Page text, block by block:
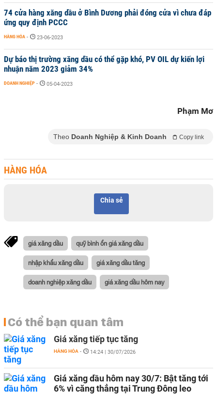
74 cửa hàng xăng dầu ở Bình Dương phải đóng cửa vì chưa đáp
ứng quy định PCCC
HÀNG HÓA - 23-06-2023
Dự báo thị trường xăng dầu có thể gặp khó, PV OIL dự kiến lợi
nhuận năm 2023 giảm 34%
DOANH NGHIỆP - 05-04-2023
Phạm Mơ
Theo Doanh Nghiệp & Kinh Doanh Copy link
HÀNG HÓA
Chia sẻ
giá xăng dầu quỹ bình ổn giá xăng dầu
nhập khẩu xăng dầu giá xăng dầu tăng
doanh nghiệp xăng dầu giá xăng dầu hôm nay
Có thể bạn quan tâm
Giá xăng tiếp tục tăng
HÀNG HÓA - 14:24 | 30/07/2026
Giá xăng dầu hôm nay 30/7: Bật tăng tới
6% vì căng thẳng tại Trung Đông leo